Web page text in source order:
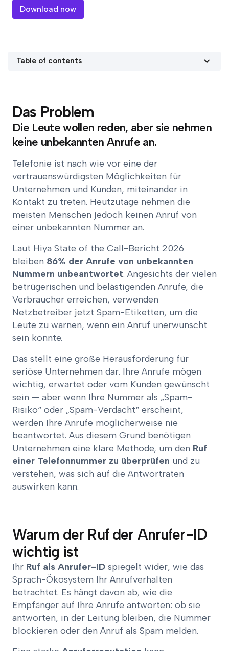
Download now
Table of contents
Das Problem
Die Leute wollen reden, aber sie nehmen
keine unbekannten Anrufe an.
Telefonie ist nach wie vor eine der
vertrauenswürdigsten Möglichkeiten für
Unternehmen und Kunden, miteinander in
Kontakt zu treten. Heutzutage nehmen die
meisten Menschen jedoch keinen Anruf von
einer unbekannten Nummer an.
Laut Hiya State of the Call-Bericht 2026
bleiben 86% der Anrufe von unbekannten
Nummern unbeantwortet. Angesichts der vielen
betrügerischen und belästigenden Anrufe, die
Verbraucher erreichen, verwenden
Netzbetreiber jetzt Spam-Etiketten, um die
Leute zu warnen, wenn ein Anruf unerwünscht
sein könnte.
Das stellt eine große Herausforderung für
seriöse Unternehmen dar. Ihre Anrufe mögen
wichtig, erwartet oder vom Kunden gewünscht
sein — aber wenn Ihre Nummer als „Spam-
Risiko“ oder „Spam-Verdacht“ erscheint,
werden Ihre Anrufe möglicherweise nie
beantwortet. Aus diesem Grund benötigen
Unternehmen eine klare Methode, um den Ruf
einer Telefonnummer zu überprüfen und zu
verstehen, was sich auf die Antwortraten
auswirken kann.
Warum der Ruf der Anrufer-ID
wichtig ist
Ihr Ruf als Anrufer-ID spiegelt wider, wie das
Sprach-Ökosystem Ihr Anrufverhalten
betrachtet. Es hängt davon ab, wie die
Empfänger auf Ihre Anrufe antworten: ob sie
antworten, in der Leitung bleiben, die Nummer
blockieren oder den Anruf als Spam melden.